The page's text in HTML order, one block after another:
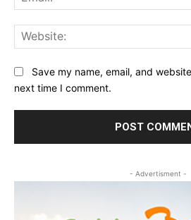
Save my name, email, and
next time I comment.
- Advertisment -